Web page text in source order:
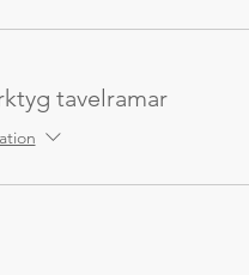
tavelramar